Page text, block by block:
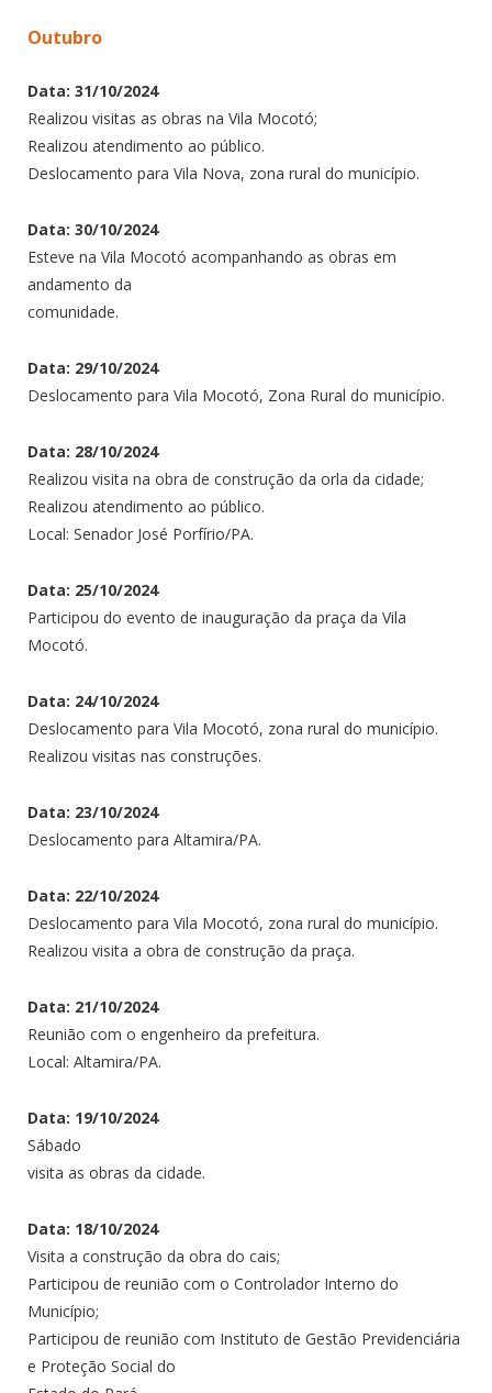
Outubro
Data: 31/10/2024
Realizou visitas as obras na Vila Mocotó;
Realizou atendimento ao público.
Deslocamento para Vila Nova, zona rural do município.
Data: 30/10/2024
Esteve na Vila Mocotó acompanhando as obras em
andamento da
comunidade.
Data: 29/10/2024
Deslocamento para Vila Mocotó, Zona Rural do município.
Data: 28/10/2024
Realizou visita na obra de construção da orla da cidade;
Realizou atendimento ao público.
Local: Senador José Porfírio/PA.
Data: 25/10/2024
Participou do evento de inauguração da praça da Vila
Mocotó.
Data: 24/10/2024
Deslocamento para Vila Mocotó, zona rural do município.
Realizou visitas nas construções.
Data: 23/10/2024
Deslocamento para Altamira/PA.
Data: 22/10/2024
Deslocamento para Vila Mocotó, zona rural do município.
Realizou visita a obra de construção da praça.
Data: 21/10/2024
Reunião com o engenheiro da prefeitura.
Local: Altamira/PA.
Data: 19/10/2024
Sábado
visita as obras da cidade.
Data: 18/10/2024
Visita a construção da obra do cais;
Participou de reunião com o Controlador Interno do
Município;
Participou de reunião com Instituto de Gestão Previdenciária
e Proteção Social do